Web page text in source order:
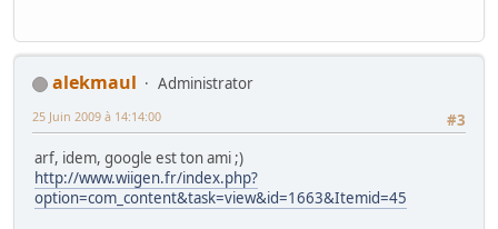
alekmaul
Administrator
#3
25 Juin 2009 à 14:14:00
arf, idem, google est ton ami ;)
http://www.wiigen.fr/index.php?
option=com_content&task=view&id=1663&Itemid=45